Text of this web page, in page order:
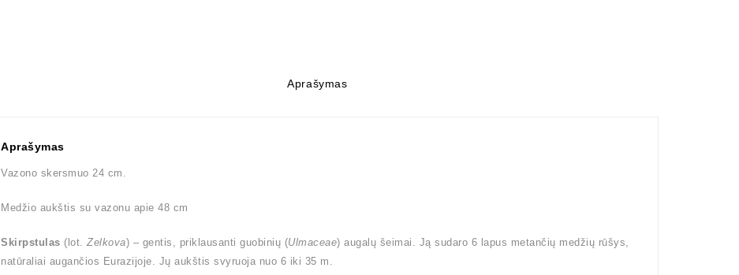
Aprašymas
Aprašymas
Vazono skersmuo 24 cm.
Medžio aukštis su vazonu apie 48 cm
Skirpstulas (lot. Zelkova) – gentis, priklausanti guobinių (Ulmaceae) augalų šeimai. Ją sudaro 6 lapus metančių medžių rūšys,
natūraliai augančios Eurazijoje. Jų aukštis svyruoja nuo 6 iki 35 m.